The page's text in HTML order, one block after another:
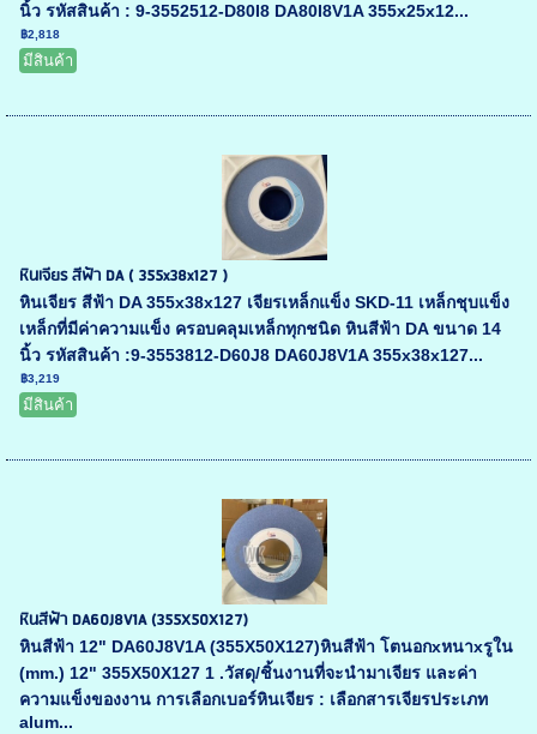
นิ้ว รหัสสินค้า : 9-3552512-D80I8 DA80I8V1A 355x25x12...
฿2,818
มีสินค้า
หินเจียร สีฟ้า DA ( 355x38x127 )
หินเจียร สีฟ้า DA 355x38x127 เจียรเหล็กแข็ง SKD-11 เหล็กชุบแข็ง
เหล็กที่มีค่าความแข็ง ครอบคลุมเหล็กทุกชนิด หินสีฟ้า DA ขนาด 14
นิ้ว รหัสสินค้า :9-3553812-D60J8 DA60J8V1A 355x38x127...
฿3,219
มีสินค้า
หินสีฟ้า DA60J8V1A (355X50X127)
หินสีฟ้า 12" DA60J8V1A (355X50X127)หินสีฟ้า โตนอกxหนาxรูใน
(mm.) 12" 355X50X127 1 .วัสดุ/ชิ้นงานที่จะนำมาเจียร และค่า
ความแข็งของงาน การเลือกเบอร์หินเจียร : เลือกสารเจียรประเภท
alum...